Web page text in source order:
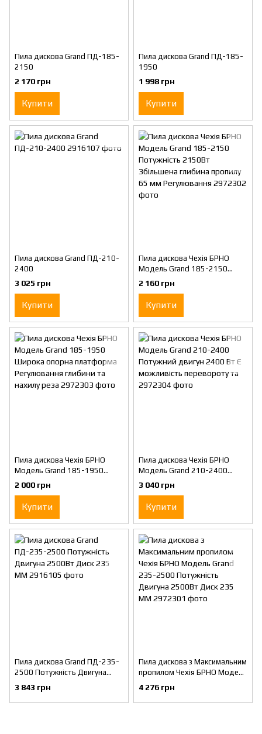
Пила дискова Grand ПД-185-
2150
2 170 грн
Купити
Пила дискова Grand ПД-185-
1950
1 998 грн
Купити
Пила дискова Grand ПД-210-
2400
3 025 грн
Купити
Пила дискова Чехія БРНО
Модель Grand 185-2150
Потужність 2150Вт
Збільшена глибина пропилу
65 мм Регулювання
2 160 грн
Купити
Пила дискова Чехія БРНО
Модель Grand 185-1950
Широка опорна платформа
Регулювання глибини та
нахилу реза
2 000 грн
Купити
Пила дискова Чехія БРНО
Модель Grand 210-2400
Потужний двигун 2400 Вт Є
можливість перевороту та
3 040 грн
Купити
Пила дискова Grand ПД-235-
2500 Потужність Двигуна
2500Вт Диск 235 ММ
3 843 грн
Пила дискова з Максимальним
пропилом Чехія БРНО Модель
Grand 235-2500 Потужність
Двигуна 2500Вт Диск 235 ММ
4 276 грн